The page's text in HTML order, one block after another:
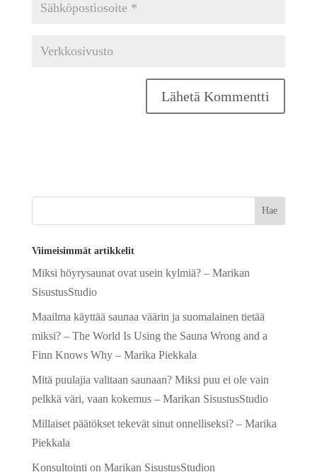
r
i
v
e
:
Viimeisimmät artikkelit
Miksi höyrysaunat ovat usein kylmiä? – Marikan
SisustusStudio
Maailma käyttää saunaa väärin ja suomalainen tietää
miksi? – The World Is Using the Sauna Wrong and a
Finn Knows Why – Marika Piekkala
Mitä puulajia valitaan saunaan? Miksi puu ei ole vain
pelkkä väri, vaan kokemus – Marikan SisustusStudio
Millaiset päätökset tekevät sinut onnelliseksi? – Marika
Piekkala
Konsultointi on Marikan SisustusStudion